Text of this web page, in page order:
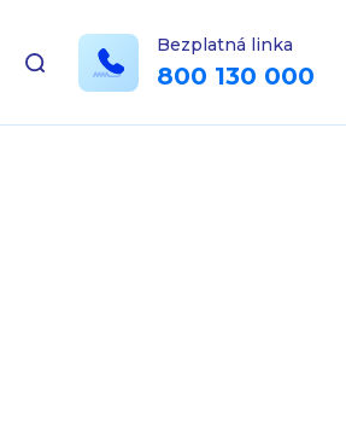
Bezplatná linka
800 130 000